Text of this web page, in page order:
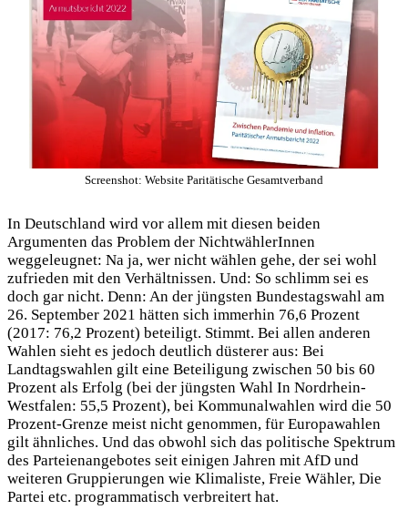
Screenshot: Website Paritätische Gesamtverband
In Deutschland wird vor allem mit diesen beiden
Argumenten das Problem der NichtwählerInnen
weggeleugnet: Na ja, wer nicht wählen gehe, der sei wohl
zufrieden mit den Verhältnissen. Und: So schlimm sei es
doch gar nicht. Denn: An der jüngsten Bundestagswahl am
26. September 2021 hätten sich immerhin 76,6 Prozent
(2017: 76,2 Prozent) beteiligt. Stimmt. Bei allen anderen
Wahlen sieht es jedoch deutlich düsterer aus: Bei
Landtagswahlen gilt eine Beteiligung zwischen 50 bis 60
Prozent als Erfolg (bei der jüngsten Wahl In Nordrhein-
Westfalen: 55,5 Prozent), bei Kommunalwahlen wird die 50
Prozent-Grenze meist nicht genommen, für Europawahlen
gilt ähnliches. Und das obwohl sich das politische Spektrum
des Parteienangebotes seit einigen Jahren mit AfD und
weiteren Gruppierungen wie Klimaliste, Freie Wähler, Die
Partei etc. programmatisch verbreitert hat.